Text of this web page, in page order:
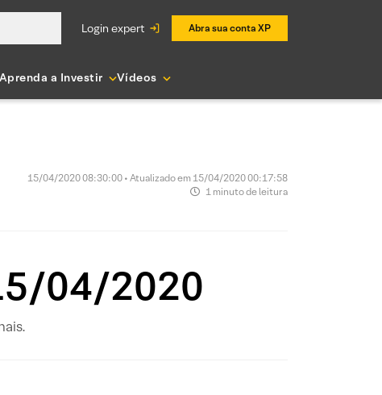
login expert Abra sua conta XP
a Investir Vídeos
15/04/2020 08:30:00 • Atualizado em 15/04/2020 00:17:58
1 minuto de leitura
04/2020